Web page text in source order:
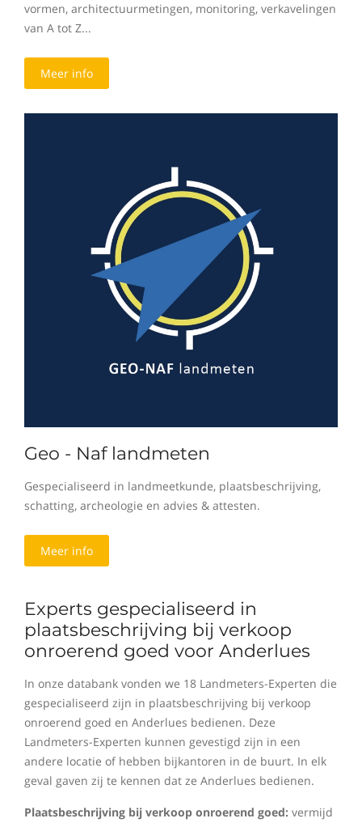
vormen, architectuurmetingen, monitoring, verkavelingen
van A tot Z...
Meer info
Geo - Naf landmeten
Gespecialiseerd in landmeetkunde, plaatsbeschrijving,
schatting, archeologie en advies & attesten.
Meer info
Experts gespecialiseerd in
plaatsbeschrijving bij verkoop
onroerend goed voor Anderlues
In onze databank vonden we 18 Landmeters-Experten die
gespecialiseerd zijn in plaatsbeschrijving bij verkoop
onroerend goed en Anderlues bedienen. Deze
Landmeters-Experten kunnen gevestigd zijn in een
andere locatie of hebben bijkantoren in de buurt. In elk
geval gaven zij te kennen dat ze Anderlues bedienen.
Plaatsbeschrijving bij verkoop onroerend goed: vermijd